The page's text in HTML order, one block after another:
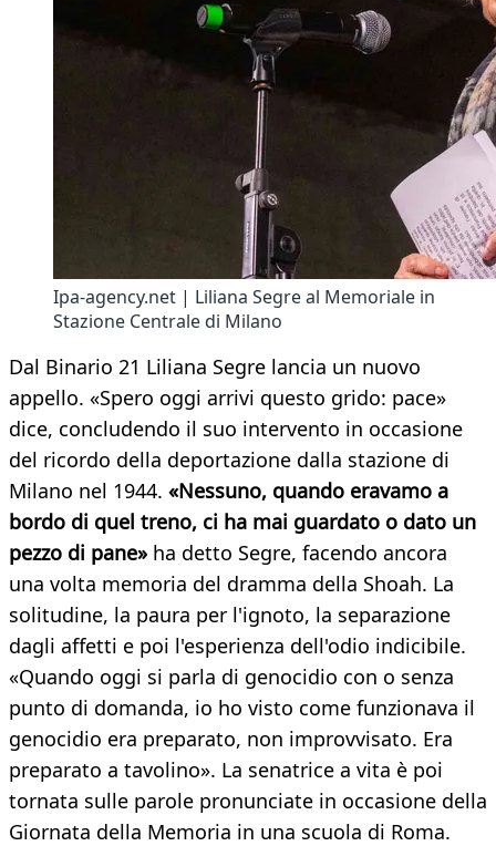
Ipa-agency.net | Liliana Segre al Memoriale in
Stazione Centrale di Milano
Dal Binario 21 Liliana Segre lancia un nuovo
appello. «Spero oggi arrivi questo grido: pace»
dice, concludendo il suo intervento in occasione
del ricordo della deportazione dalla stazione di
Milano nel 1944. «Nessuno, quando eravamo a
bordo di quel treno, ci ha mai guardato o dato un
pezzo di pane» ha detto Segre, facendo ancora
una volta memoria del dramma della Shoah. La
solitudine, la paura per l'ignoto, la separazione
dagli affetti e poi l'esperienza dell'odio indicibile.
«Quando oggi si parla di genocidio con o senza
punto di domanda, io ho visto come funzionava il
genocidio era preparato, non improvvisato. Era
preparato a tavolino». La senatrice a vita è poi
tornata sulle parole pronunciate in occasione della
Giornata della Memoria in una scuola di Roma.